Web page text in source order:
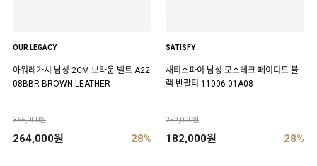
OUR LEGACY
아워레가시 남성 2CM 브라운 벨트 A22
08BBR BROWN LEATHER
366,000원
264,000원 28%
SATISFY
새티스파이 남성 모스테크 페이디드 블
랙 반팔티 11006 01A08
252,000원
182,000원 28%